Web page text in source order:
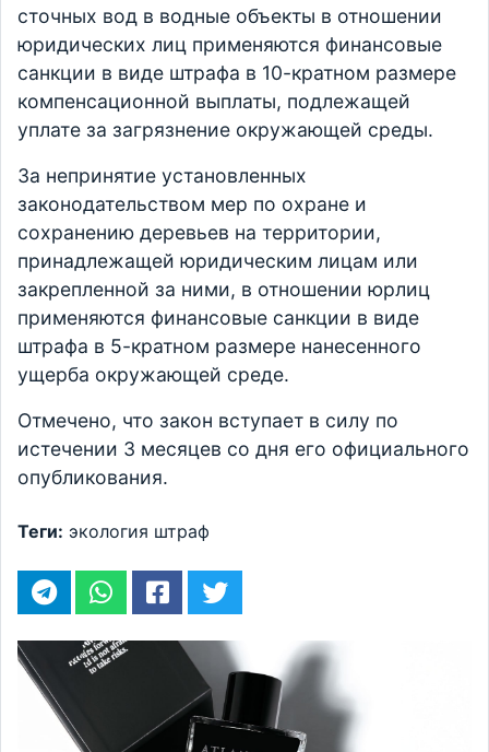
сточных вод в водные объекты в отношении
юридических лиц применяются финансовые
санкции в виде штрафа в 10-кратном размере
компенсационной выплаты, подлежащей
уплате за загрязнение окружающей среды.
За непринятие установленных
законодательством мер по охране и
сохранению деревьев на территории,
принадлежащей юридическим лицам или
закрепленной за ними, в отношении юрлиц
применяются финансовые санкции в виде
штрафа в 5-кратном размере нанесенного
ущерба окружающей среде.
Отмечено, что закон вступает в силу по
истечении 3 месяцев со дня его официального
опубликования.
Теги: экология штраф